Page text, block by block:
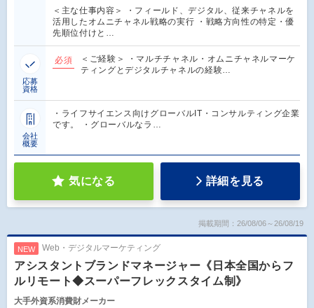
＜主な仕事内容＞ ・フィールド、デジタル、従来チャネルを
活用したオムニチャネル戦略の実行 ・戦略方向性の特定・優
先順位付けと…
応募
資格
必須
＜ご経験＞ ・マルチチャネル・オムニチャネルマーケ
ティングとデジタルチャネルの経験…
会社
概要
・ライフサイエンス向けグローバルIT・コンサルティング企業
です。 ・グローバルなラ…
気になる 詳細を見る
掲載期間：26/08/06～26/08/19
NEW Web・デジタルマーケティング
アシスタントブランドマネージャー《日本全国からフ
ルリモート◆スーパーフレックスタイム制》
大手外資系消費財メーカー